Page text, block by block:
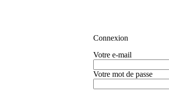
Connexion
Votre e-mail
Votre mot de passe